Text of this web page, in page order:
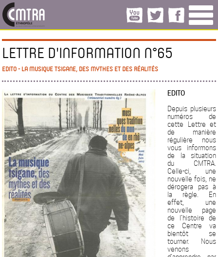
LETTRE D'INFORMATION N°65
EDITO - LA MUSIQUE TSIGANE, DES MYTHES ET DES RÉALITÉS
EDITO
Depuis plusieurs
numéros de
cette Lettre et
de manière
régulière nous
vous informons
de la situation
du CMTRA.
Celle-ci, une
nouvelle fois, ne
dérogera pas à
la règle. En
effet, une
nouvelle page
de l’histoire de
ce Centre va
bientôt se
tourner. Nous
venons